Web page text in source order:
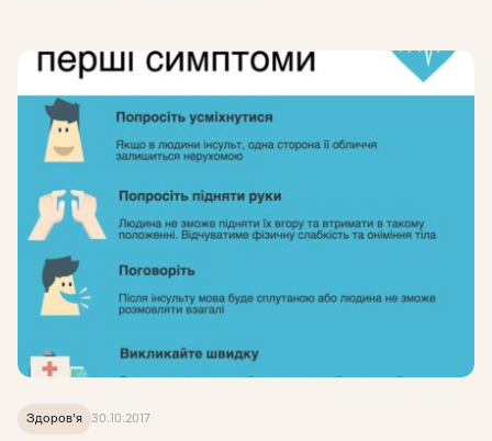
Здоров'я 30.10.2017